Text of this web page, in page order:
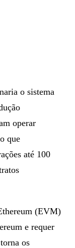
o sistema
operar
que
até 100
(EVM)
e requer
os